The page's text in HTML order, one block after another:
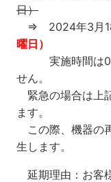
日）
⇒ 2024年3月18
曜日）
実施時間は0：
せん。
緊急の場合は上
ます。
この際、機器の
生します。
延期理由：お客